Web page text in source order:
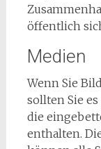
öffentlich
Medien
Wenn Sie
sollten Sie
die
enthalten.